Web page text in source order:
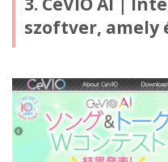
szoftver, amely